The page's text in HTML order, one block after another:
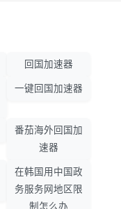
回国加速器
一键回国加速器
番茄海外回国加
速器
在韩国用中国政
务服务网地区限
制怎么办